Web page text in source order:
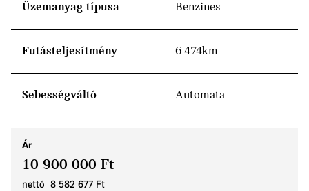
Üzemanyag típusa Benzines
Futásteljesítmény 6 474km
Sebességváltó Automata
Ár
10 900 000 Ft
nettó 8 582 677 Ft